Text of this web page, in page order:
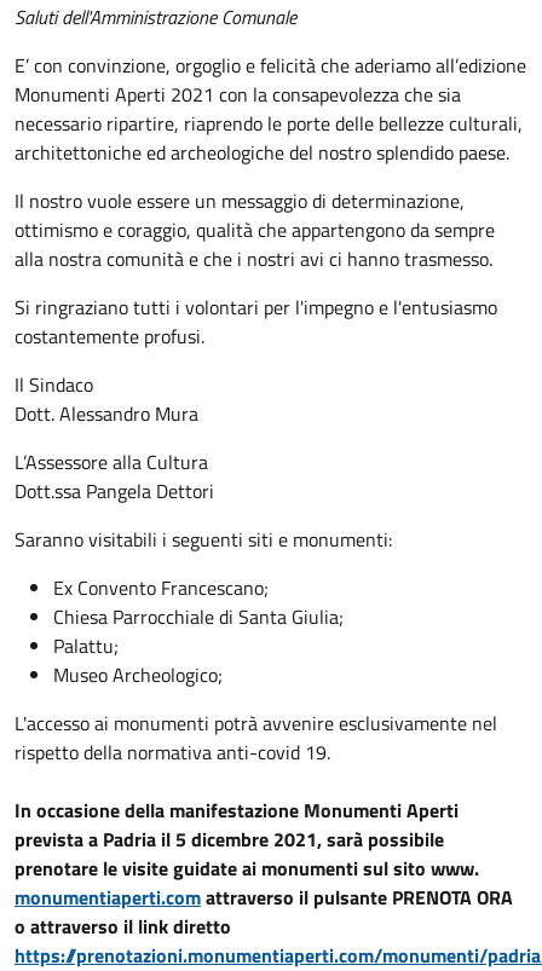
Saluti dell'Amministrazione Comunale
E’ con convinzione, orgoglio e felicità che aderiamo all’edizione
Monumenti Aperti 2021 con la consapevolezza che sia
necessario ripartire, riaprendo le porte delle bellezze culturali,
architettoniche ed archeologiche del nostro splendido paese.
Il nostro vuole essere un messaggio di determinazione,
ottimismo e coraggio, qualità che appartengono da sempre
alla nostra comunità e che i nostri avi ci hanno trasmesso.
Si ringraziano tutti i volontari per l'impegno e l'entusiasmo
costantemente profusi.
Il Sindaco
Dott. Alessandro Mura
L’Assessore alla Cultura
Dott.ssa Pangela Dettori
Saranno visitabili i seguenti siti e monumenti:
Ex Convento Francescano;
Chiesa Parrocchiale di Santa Giulia;
Palattu;
Museo Archeologico;
L'accesso ai monumenti potrà avvenire esclusivamente nel
rispetto della normativa anti-covid 19.
In occasione della manifestazione Monumenti Aperti
prevista a Padria il 5 dicembre 2021, sarà possibile
prenotare le visite guidate ai monumenti sul sito www.
monumentiaperti.comattraverso il pulsante PRENOTA ORA
o attraverso il link diretto
https://prenotazioni.monumentiaperti.com/monumenti/